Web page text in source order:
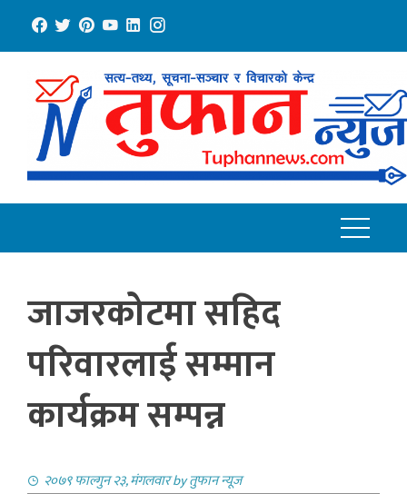
content
जाजरकोटमा सहिद
परिवारलाई सम्मान
कार्यक्रम सम्पन्न
२०७९ फाल्गुन २३, मंगलवारbyतुफान न्यूज